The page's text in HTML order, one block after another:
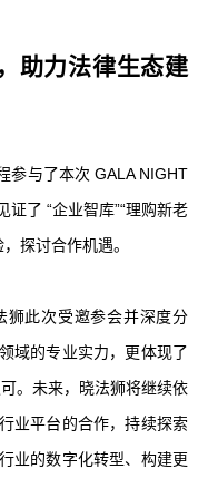
助力法律生态建
参与了本次 GALA NIGHT
了 “企业智库”“理购新老
探讨合作机遇。
狮此次受邀参会并深度分
域的专业实力，更体现了
。未来，晓法狮将继续依
业平台的合作，持续探索
业的数字化转型、构建更